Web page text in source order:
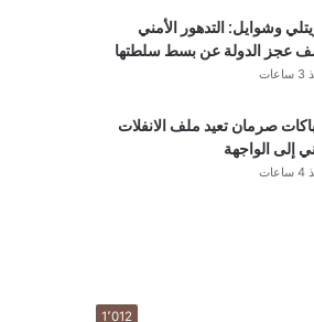
وشوايل: التدهور الأمني
عجز الدولة عن بسط سلطتها
صرمان تعيد ملف الانفلات
إلى الواجهة
1٬012